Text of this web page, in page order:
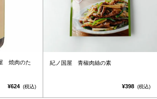
焼肉のた
¥624 (税込)
紀ノ国屋 青椒肉絲の素
¥398 (税込)